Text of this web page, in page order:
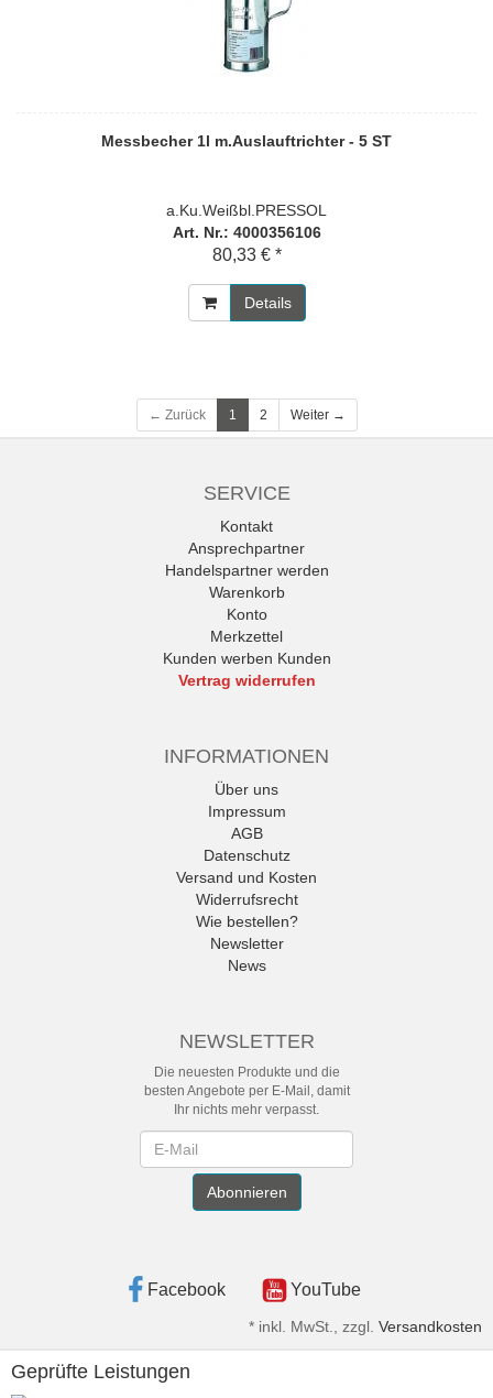
Messbecher 1l m.Auslauftrichter - 5 ST
a.Ku.Weißbl.PRESSOL
Art. Nr.: 4000356106
80,33 € *
Details
← Zurück 1 2 Weiter →
SERVICE
Kontakt
Ansprechpartner
Handelspartner werden
Warenkorb
Konto
Merkzettel
Kunden werben Kunden
Vertrag widerrufen
INFORMATIONEN
Über uns
Impressum
AGB
Datenschutz
Versand und Kosten
Widerrufsrecht
Wie bestellen?
Newsletter
News
NEWSLETTER
Die neuesten Produkte und die
besten Angebote per E-Mail, damit
Ihr nichts mehr verpasst.
Abonnieren
Facebook YouTube
* inkl. MwSt., zzgl. Versandkosten
Geprüfte Leistungen